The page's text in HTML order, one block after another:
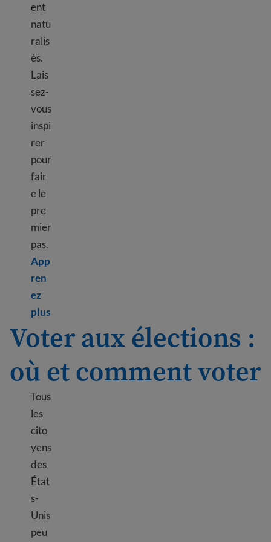
ent
natu
ralis
és.
Lais
sez-
vous
inspi
rer
pour
fair
e le
pre
mier
pas.
App
ren
ez
plusLearn more about 10 benefits of U.S. citizenship
Voter aux élections :
où et comment voter
Tous
les
cito
yens
des
État
s-
Unis
peu